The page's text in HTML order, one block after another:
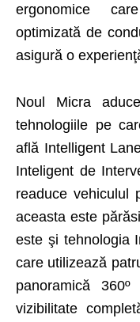
ergonomice
optimizată de
asigură o
Noul Micra
tehnologiile pe
află Intelligent
Inteligent de
readuce vehiculul
aceasta este
este şi tehnologia
care utilizează
panoramică
vizibilitate